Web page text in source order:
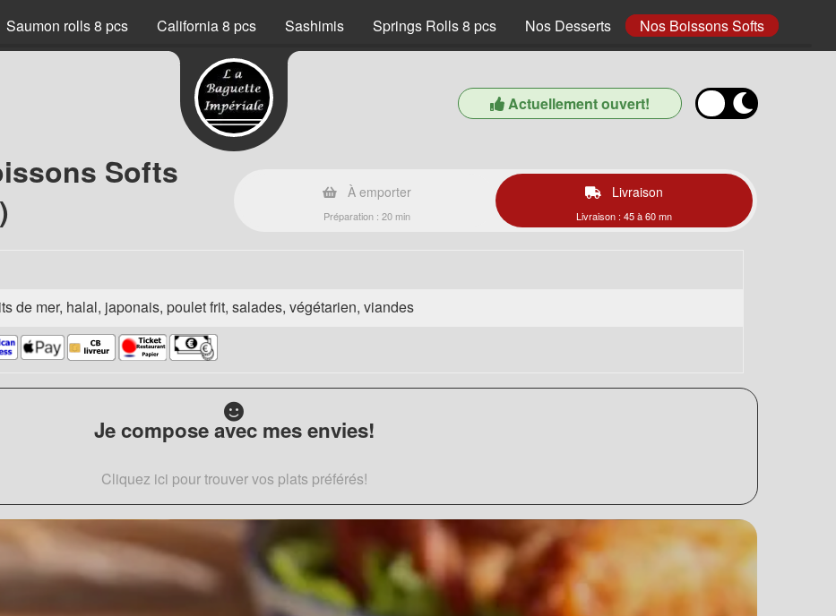
Saumon rolls 8 pcs California 8 pcs Sashimis Springs Rolls 8 pcs Nos Desserts Nos Boissons Softs
Actuellement ouvert!
Softs
À emporter
Préparation : 20 min
Livraison
Livraison : 45 à 60 mn
de mer, halal, japonais, poulet frit, salades, végétarien, viandes
Je compose avec mes envies!
Cliquez ici pour trouver vos plats préférés!